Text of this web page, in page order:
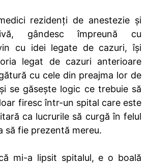
rezidenți de anestezie și
gândesc împreună cu
cu idei legate de cazuri, își
legat de cazuri anterioare
cu cele din preajma lor de
se găsește logic ce trebuie să
firesc într-un spital care este
ca lucrurile să curgă în felul
să fie prezentă mereu.
mi-a lipsit spitalul, e o boală